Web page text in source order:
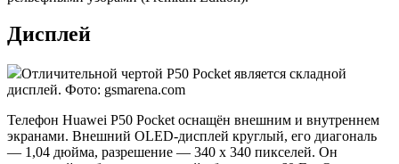
Дисплей
Отличительной чертой P50 Pocket является складной
дисплей. Фото: gsmarena.com
Телефон Huawei P50 Pocket оснащён внешним и внутреннем
экранами. Внешний OLED-дисплей круглый, его диагональ
— 1,04 дюйма, разрешение — 340 x 340 пикселей. Он